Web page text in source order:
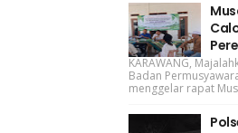
KARAWANG,
Badan
menggelar rapat